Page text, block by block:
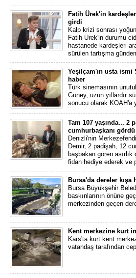
Fatih Ürek'in
girdi
Kalp krizi sonrası
Fatih Ürek'in durumu
hastanede kardeşleri
sürülen tartışma
Yeşilçam'ın usta ismi
haber
Türk sinemasının
Güney, uzun yıllardır
sonucu olarak KOAH'a
Tam 107 yaşında... 2
cumhurbaşkanı gördü
Denizli'nin
Demir, 2 padişah, 12
başbakan gören asırlık
fidan hediye ederek ve
Bursa'da dereler kışa
Bursa Büyükşehir
baskınlarının önüne
merkezinden geçen
Kent merkezine kurt
Kars'ta kurt kent
vatandaş tarafından